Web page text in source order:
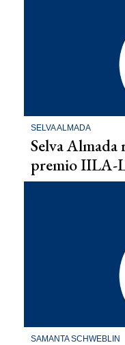
SELVA ALMADA
Selva Almada
premio IILA-
SAMANTA SCHWEBLIN